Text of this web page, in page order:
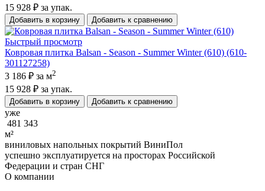
15 928 ₽ за упак.
Добавить в корзину Добавить к сравнению
Быстрый просмотр
Ковровая плитка Balsan - Season - Summer Winter (610) (610-
301127258)
3 186 ₽ за м2
15 928 ₽ за упак.
Добавить в корзину Добавить к сравнению
уже
481 343
м²
виниловых напольных покрытий ВиниПол
успешно эксплуатируется на просторах Российской
Федерации и стран СНГ
О компании